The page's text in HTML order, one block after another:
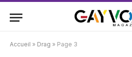
Accueil » Drag » Page 3